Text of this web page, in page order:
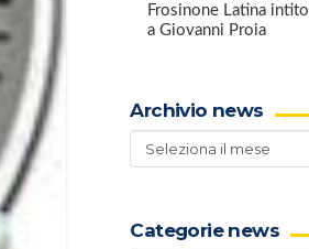
Frosinone Latina
a Giovanni Proia
Archivio news
Archivio
news
Categorie news